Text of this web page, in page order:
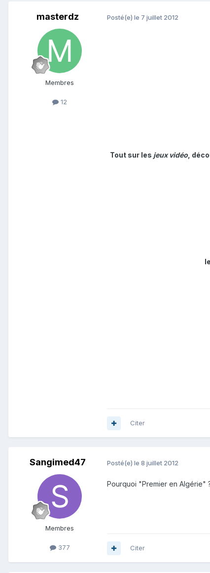
masterdz
Membres
12
Posté(e) le 7 juillet 2012
Tout sur les jeux vidéo,
Citer
Sangimed47
Membres
377
Posté(e) le 8 juillet 2012
Pourquoi "Premier en Algérie"
Citer